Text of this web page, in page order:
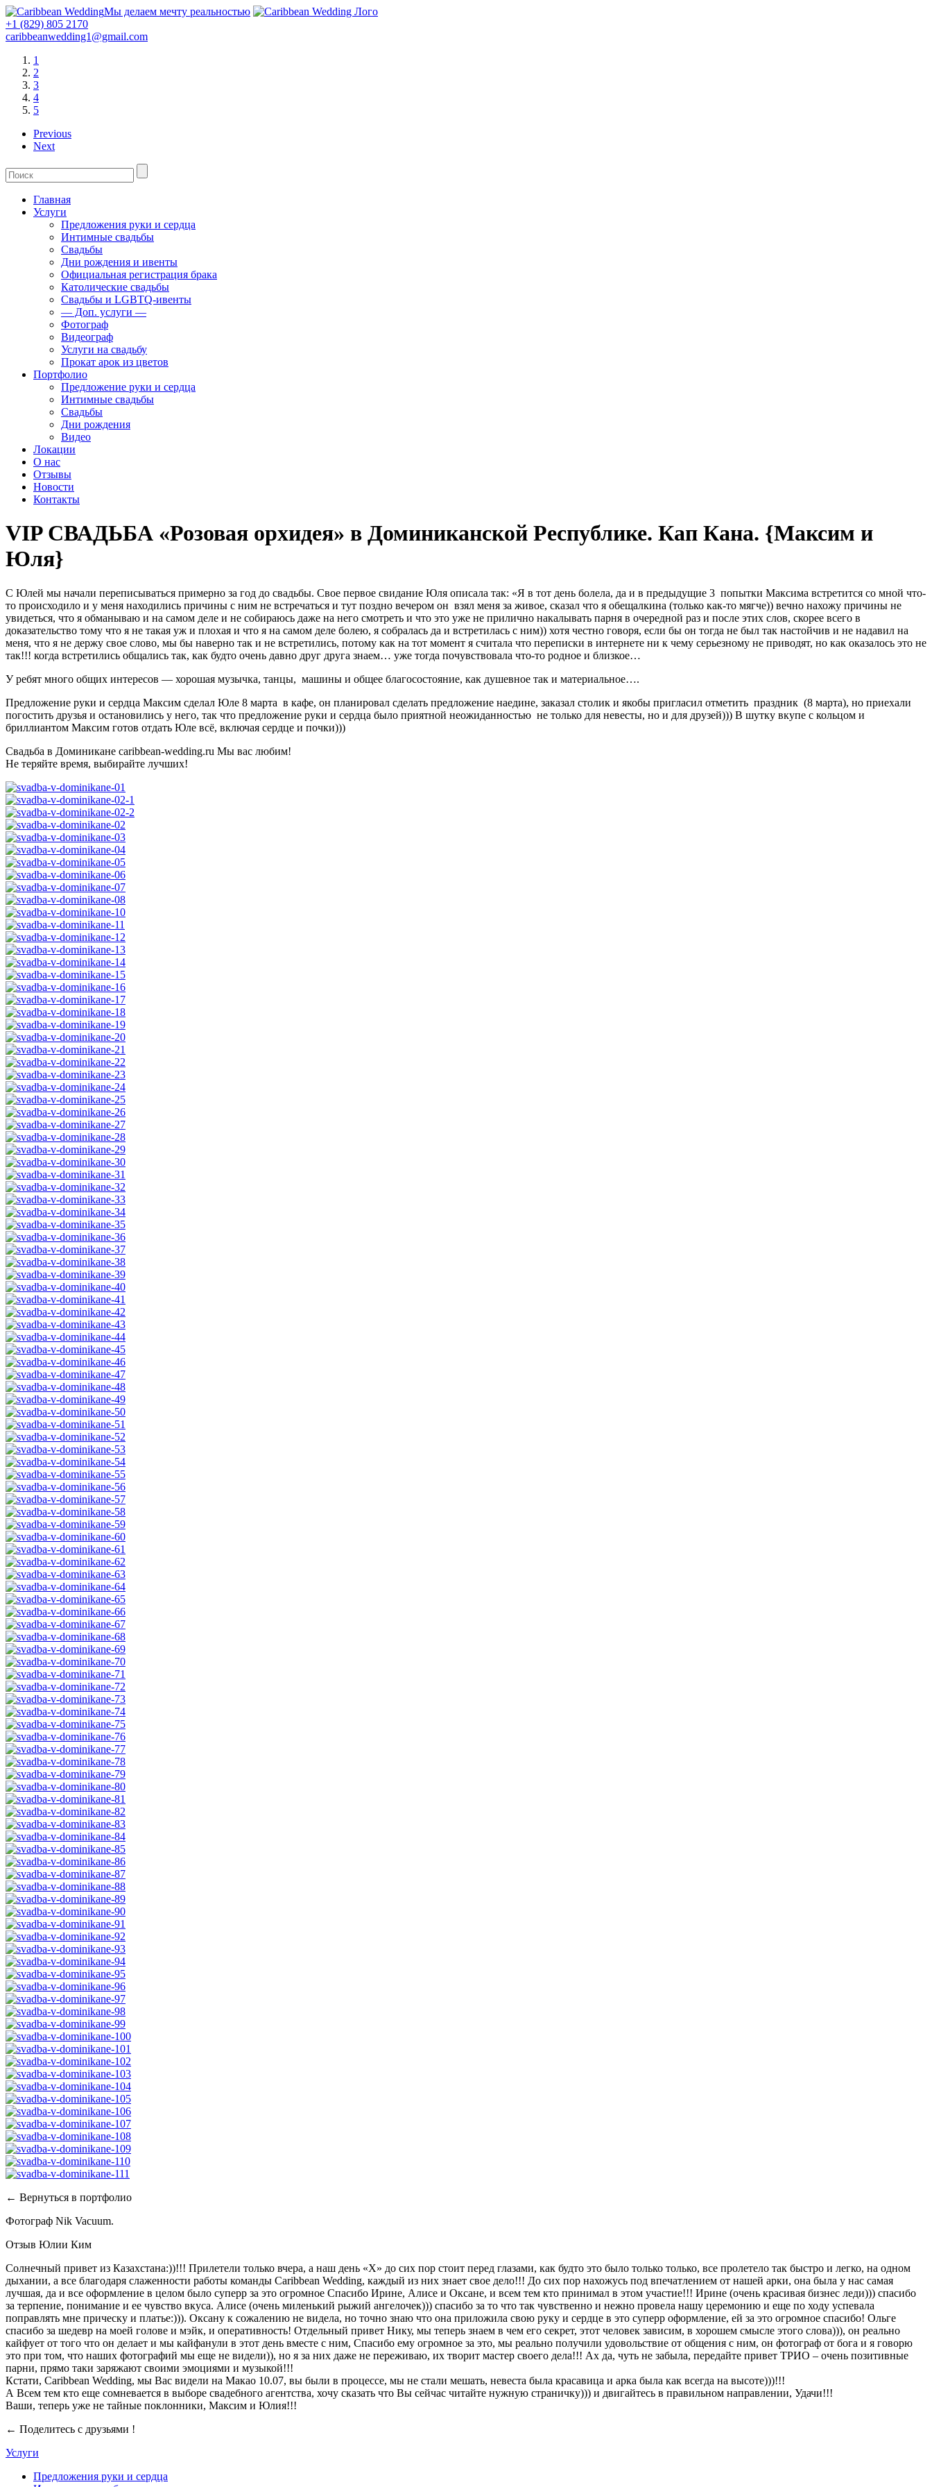
Мы делаем мечту реальностью
+1 (829) 805 2170
caribbeanwedding1@gmail.com
1
2
3
4
5
Previous
Next
Главная
Услуги
Предложения руки и сердца
Интимные свадьбы
Свадьбы
Дни рождения и ивенты
Официальная регистрация брака
Католические свадьбы
Свадьбы и LGBTQ-ивенты
— Доп. услуги —
Фотограф
Видеограф
Услуги на свадьбу
Прокат арок из цветов
Портфолио
Предложение руки и сердца
Интимные свадьбы
Свадьбы
Дни рождения
Видео
Локации
О нас
Отзывы
Новости
Контакты
VIP СВАДЬБА «Розовая орхидея» в Доминиканской Республике. Кап Кана. {Максим и
Юля}
С Юлей мы начали переписываться примерно за год до свадьбы. Свое первое свидание Юля описала так: «Я в тот день болела, да и в предыдущие 3 попытки Максима встретится со мной что-
то происходило и у меня находились причины с ним не встречаться и тут поздно вечером он взял меня за живое, сказал что я обещалкина (только как-то мягче)) вечно нахожу причины не
увидеться, что я обманываю и на самом деле и не собираюсь даже на него смотреть и что это уже не прилично накалывать парня в очередной раз и после этих слов, скорее всего в
доказательство тому что я не такая уж и плохая и что я на самом деле болею, я собралась да и встретилась с ним)) хотя честно говоря, если бы он тогда не был так настойчив и не надавил на
меня, что я не держу свое слово, мы бы наверно так и не встретились, потому как на тот момент я считала что переписки в интернете ни к чему серьезному не приводят, но как оказалось это не
так!!! когда встретились общались так, как будто очень давно друг друга знаем… уже тогда почувствовала что-то родное и близкое…
У ребят много общих интересов — хорошая музычка, танцы, машины и общее благосостояние, как душевное так и материальное….
Предложение руки и сердца Максим сделал Юле 8 марта в кафе, он планировал сделать предложение наедине, заказал столик и якобы пригласил отметить праздник (8 марта), но приехали
погостить друзья и остановились у него, так что предложение руки и сердца было приятной неожиданностью не только для невесты, но и для друзей))) В шутку вкупе с кольцом и
бриллиантом Максим готов отдать Юле всё, включая сердце и почки)))
Свадьба в Доминикане caribbean-wedding.ru Мы вас любим!
Не теряйте время, выбирайте лучших!
← Вернуться в портфолио
Фотограф Nik Vacuum.
Отзыв Юлии Ким
Солнечный привет из Казахстана:))!!! Прилетели только вчера, а наш день «Х» до сих пор стоит перед глазами, как будто это было только только, все пролетело так быстро и легко, на одном
дыхании, а все благодаря слаженности работы команды Caribbean Wedding, каждый из них знает свое дело!!! До сих пор нахожусь под впечатлением от нашей арки, она была у нас самая
лучшая, да и все оформление в целом было суперр за это огромное Спасибо Ирине, Алисе и Оксане, и всем тем кто принимал в этом участие!!! Ирине (очень красивая бизнес леди))) спасибо
за терпение, понимание и ее чувство вкуса. Алисе (очень миленький рыжий ангелочек))) спасибо за то что так чувственно и нежно провела нашу церемонию и еще по ходу успевала
поправлять мне прическу и платье:))). Оксану к сожалению не видела, но точно знаю что она приложила свою руку и сердце в это суперр оформление, ей за это огромное спасибо! Ольге
спасибо за шедевр на моей голове и мэйк, и оперативность! Отдельный привет Нику, мы теперь знаем в чем его секрет, этот человек зависим, в хорошем смысле этого слова))), он реально
кайфует от того что он делает и мы кайфанули в этот день вместе с ним, Спасибо ему огромное за это, мы реально получили удовольствие от общения с ним, он фотограф от бога и я говорю
это при том, что наших фотографий мы еще не видели)), но я за них даже не переживаю, их творит мастер своего дела!!! Ах да, чуть не забыла, передайте привет ТРИО – очень позитивные
парни, прямо таки заряжают своими эмоциями и музыкой!!!
Кстати, Caribbean Wedding, мы Вас видели на Макао 10.07, вы были в процессе, мы не стали мешать, невеста была красавица и арка была как всегда на высоте)))!!!
А Всем тем кто еще сомневается в выборе свадебного агентства, хочу сказать что Вы сейчас читайте нужную страничку))) и двигайтесь в правильном направлении, Удачи!!!
Ваши, теперь уже не тайные поклонники, Максим и Юлия!!!
← Поделитесь с друзьями !
Услуги
Предложения руки и сердца